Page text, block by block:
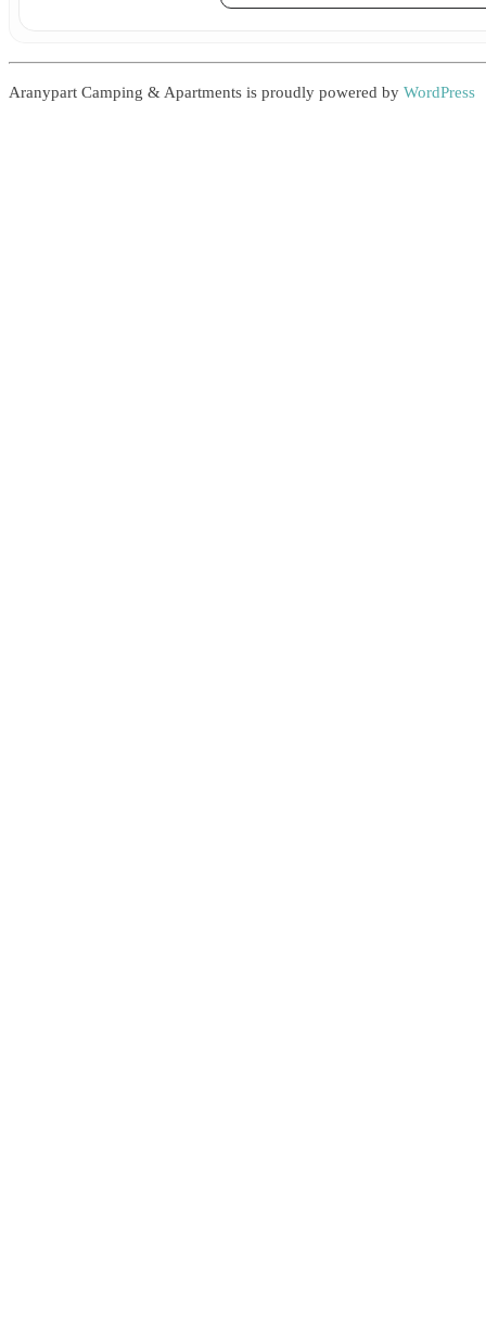
Aranypart Camping & Apartments is proudly powered by WordPress